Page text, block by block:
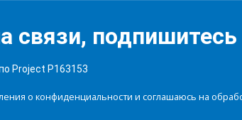
связи,
Project P163153
о конфиденциальности и соглашаюсь на